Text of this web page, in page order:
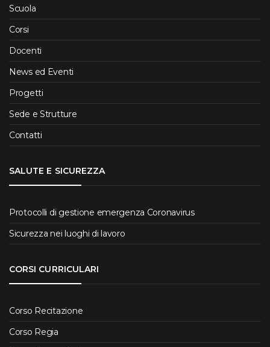
Scuola
Corsi
Docenti
News ed Eventi
Progetti
Sede e Strutture
Contatti
SALUTE E SICUREZZA
Protocolli di gestione emergenza Coronavirus
Sicurezza nei luoghi di lavoro
CORSI CURRICULARI
Corso Recitazione
Corso Regia